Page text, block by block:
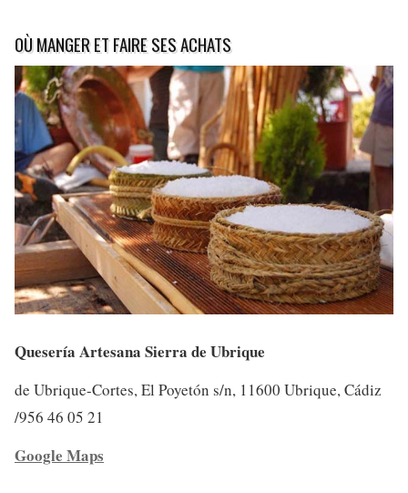
OÙ MANGER ET FAIRE SES ACHATS
Quesería Artesana Sierra de Ubrique
de Ubrique-Cortes, El Poyetón s/n, 11600 Ubrique, Cádiz
/956 46 05 21
Google Maps